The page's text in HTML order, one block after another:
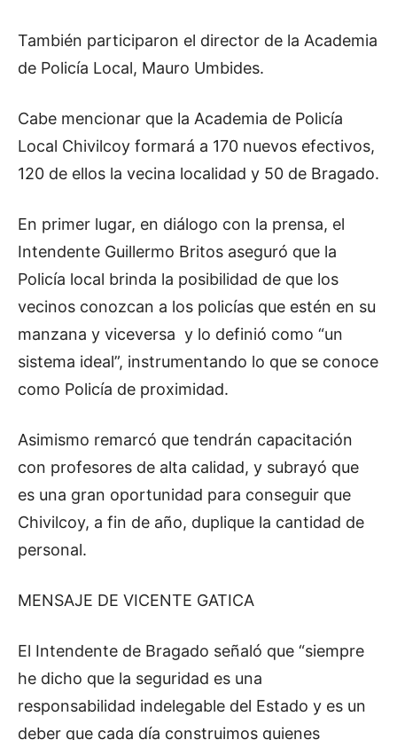
También participaron el director de la Academia
de Policía Local, Mauro Umbides.
Cabe mencionar que la Academia de Policía
Local Chivilcoy formará a 170 nuevos efectivos,
120 de ellos la vecina localidad y 50 de Bragado.
En primer lugar, en diálogo con la prensa, el
Intendente Guillermo Britos aseguró que la
Policía local brinda la posibilidad de que los
vecinos conozcan a los policías que estén en su
manzana y viceversa y lo definió como “un
sistema ideal”, instrumentando lo que se conoce
como Policía de proximidad.
Asimismo remarcó que tendrán capacitación
con profesores de alta calidad, y subrayó que
es una gran oportunidad para conseguir que
Chivilcoy, a fin de año, duplique la cantidad de
personal.
MENSAJE DE VICENTE GATICA
El Intendente de Bragado señaló que “siempre
he dicho que la seguridad es una
responsabilidad indelegable del Estado y es un
deber que cada día construimos quienes